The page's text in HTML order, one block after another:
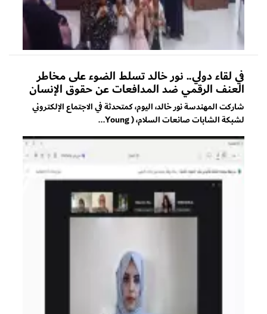
في لقاء دولي.. نور خالد تسلط الضوء على مخاطر
العنف الرقمي ضد المدافعات عن حقوق الإنسان
شاركت المهندسة نور خالد، اليوم، كمتحدثة في الاجتماع الإلكتروني
لشبكة الشابات صانعات السلام، ( Young...